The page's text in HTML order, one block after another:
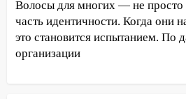
полицейские проведут
пассажира»
13:20 В Ульяновске за
обокрали женщину на
Волосы для многих — не просто
часть идентичности. Когда они
это становится испытанием. По
организации